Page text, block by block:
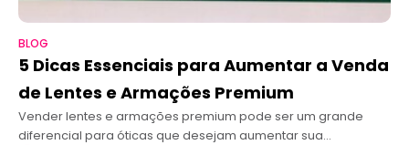
BLOG
5 Dicas Essenciais para Aumentar a Venda
de Lentes e Armações Premium
Vender lentes e armações premium pode ser um grande
diferencial para óticas que desejam aumentar sua